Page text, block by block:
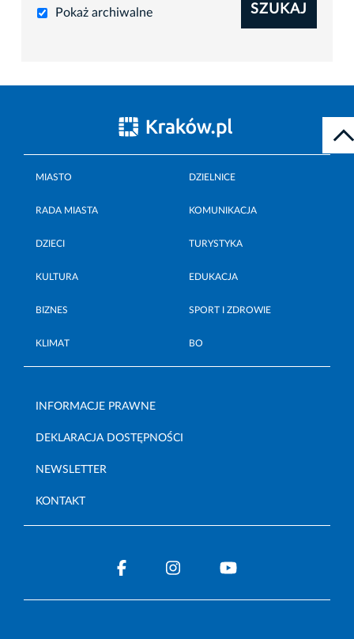
Pokaż archiwalne SZUKAJ
MIASTO DZIELNICE
RADA MIASTA KOMUNIKACJA
DZIECI TURYSTYKA
KULTURA EDUKACJA
BIZNES SPORT I ZDROWIE
KLIMAT BO
INFORMACJE PRAWNE
DEKLARACJA DOSTĘPNOŚCI
NEWSLETTER
KONTAKT